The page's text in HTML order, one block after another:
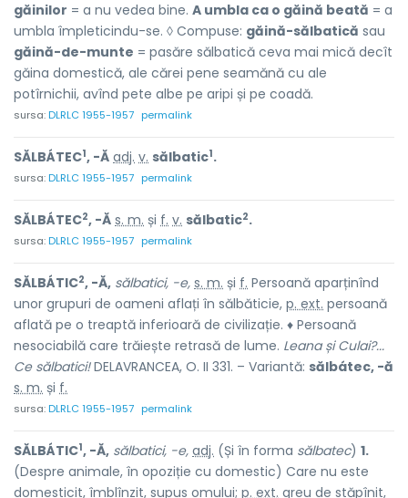
găinilor = a nu vedea bine. A umbla ca o găină beată = a
umbla împleticindu-se. ◊ Compuse: găină-sălbatică sau
găină-de-munte = pasăre sălbatică ceva mai mică decît
găina domestică, ale cărei pene seamănă cu ale
potîrnichii, avînd pete albe pe aripi și pe coadă.
sursa:DLRLC 1955-1957 permalink
SĂLBÁTEC1, -Ă adj. v. sălbatic1.
sursa:DLRLC 1955-1957 permalink
SĂLBÁTEC2, -Ă s. m. și f. v. sălbatic2.
sursa:DLRLC 1955-1957 permalink
SĂLBÁTIC2, -Ă, sălbatici, -e, s. m. și f. Persoană aparținînd
unor grupuri de oameni aflați în sălbăticie, p. ext. persoană
aflată pe o treaptă inferioară de civilizație. ♦ Persoană
nesociabilă care trăiește retrasă de lume. Leana și Culai?...
Ce sălbatici!DELAVRANCEA, O. II 331. – Variantă: sălbátec, -ă
s. m. și f.
sursa:DLRLC 1955-1957 permalink
SĂLBÁTIC1, -Ă, sălbatici, -e, adj. (Și în forma sălbatec) 1.
(Despre animale, în opoziție cu domestic) Care nu este
domesticit, îmblînzit, supus omului; p. ext. greu de stăpînit,